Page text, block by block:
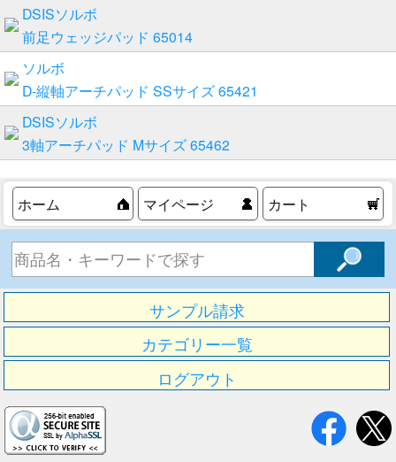
DSISソルボ
前足ウェッジパッド 65014
ソルボ
D-縦軸アーチパッド SSサイズ 65421
DSISソルボ
3軸アーチパッド Mサイズ 65462
ホーム マイページ カート
サンプル請求
カテゴリー一覧
ログアウト